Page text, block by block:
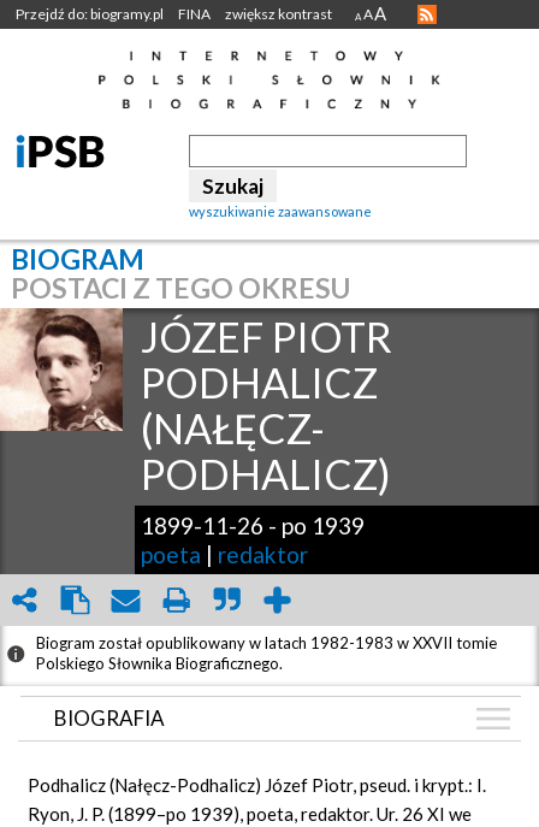
Przejdź do: biogramy.pl FINA zwiększ kontrast A AA
wyszukiwanie zaawansowane
BIOGRAM
POSTACI Z TEGO OKRESU
JÓZEF PIOTR
PODHALICZ
(NAŁĘCZ-
PODHALICZ)
1899-11-26 - po 1939
poeta | redaktor
Biogram został opublikowany w latach 1982-1983 w XXVII tomie
Polskiego Słownika Biograficznego.
BIOGRAFIA
GRAF POWIĄZAŃ
Podhalicz (Nałęcz-Podhalicz) Józef Piotr, pseud. i krypt.: I.
Ryon, J. P. (1899–po 1939), poeta, redaktor. Ur. 26 XI we